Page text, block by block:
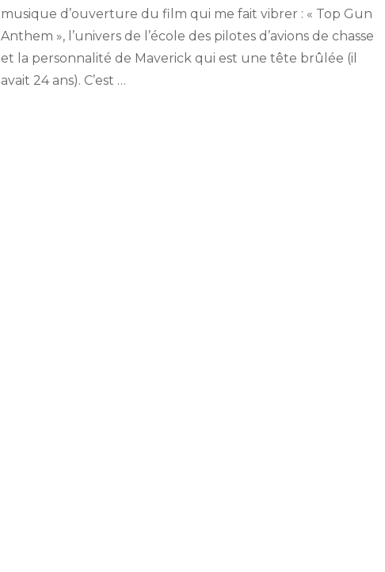
musique d’ouverture du film qui me fait vibrer : « Top Gun
Anthem », l’univers de l’école des pilotes d’avions de chasse
et la personnalité de Maverick qui est une tête brûlée (il
avait 24 ans). C’est …